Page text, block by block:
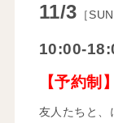
11/3 ［SUN
10:00-
【予約制】
友人たちと、